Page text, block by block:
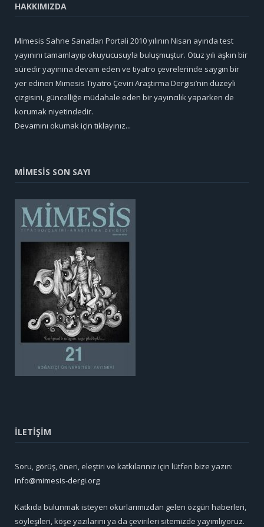
HAKKIMIZDA
Mimesis Sahne Sanatları Portali 2010 yılının Nisan ayında test
yayınını tamamlayıp okuyucusuyla buluşmuştur. Otuz yılı aşkın bir
süredir yayınına devam eden ve tiyatro çevrelerinde saygın bir
yer edinen Mimesis Tiyatro Çeviri Araştırma Dergisi’nin düzeyli
çizgisini, güncelliğe müdahale eden bir yayıncılık yaparken de
korumak niyetindedir.
Devamını okumak için tıklayınız...
MİMESİS SON SAYI
İLETİŞİM
Soru, görüş, öneri, eleştiri ve katkılarınız için lütfen bize yazın:
info@mimesis-dergi.org
Katkıda bulunmak isteyen okurlarımızdan gelen özgün haberleri,
söyleşileri, köşe yazılarını ya da çevirileri sitemizde yayımlıyoruz.